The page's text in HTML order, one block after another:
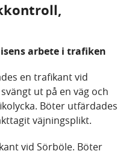
arbete i trafiken
en trafikant vid
ut på en väg och
Böter utfärdades
väjningsplikt.
vid Sörböle. Böter